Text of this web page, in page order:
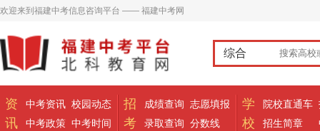
欢迎来到福建中考信息咨询平台 —— 福建中考网
综合
资
讯
中考资讯
中考政策
校园动态
中考时间
招
考
成绩查询
录取查询
志愿填报
分数线
学
校
院校直通车
招生简章